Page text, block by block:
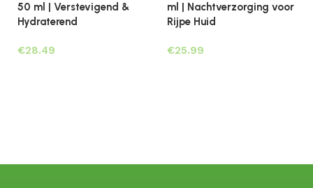
50 ml | Verstevigend &
Hydraterend
€
ml | Nachtverzorging voor
Rijpe Huid
€